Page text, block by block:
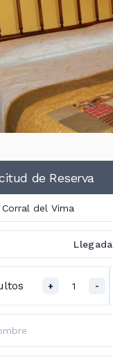
de Reserva
Corral del Vima
Llegada
+ 1 -